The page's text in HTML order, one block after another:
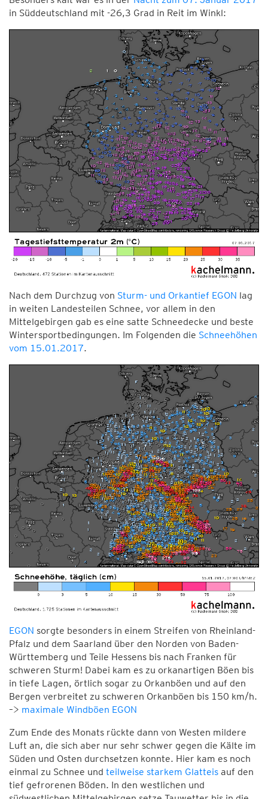
in Süddeutschland mit -26,3 Grad in Reit im Winkl:
Nach dem Durchzug von Sturm- und Orkantief EGON lag
in weiten Landesteilen Schnee, vor allem in den
Mittelgebirgen gab es eine satte Schneedecke und beste
Wintersportbedingungen. Im Folgenden die Schneehöhen
vom 15.01.2017.
EGON sorgte besonders in einem Streifen von Rheinland-
Pfalz und dem Saarland über den Norden von Baden-
Württemberg und Teile Hessens bis nach Franken für
schweren Sturm! Dabei kam es zu orkanartigen Böen bis
in tiefe Lagen, örtlich sogar zu Orkanböen und auf den
Bergen verbreitet zu schweren Orkanböen bis 150 km/h.
–> maximale Windböen EGON
Zum Ende des Monats rückte dann von Westen mildere
Luft an, die sich aber nur sehr schwer gegen die Kälte im
Süden und Osten durchsetzen konnte. Hier kam es noch
einmal zu Schnee und teilweise starkem Glatteis auf den
tief gefrorenen Böden. In den westlichen und